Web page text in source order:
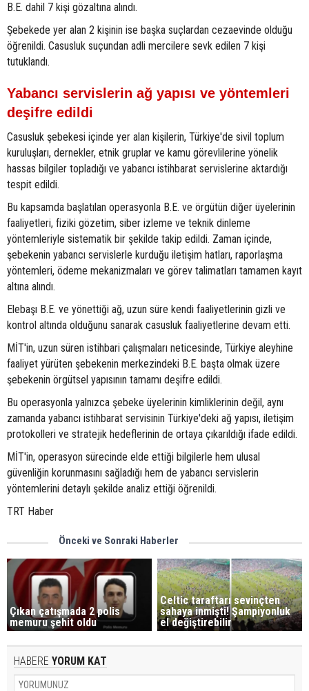
B.E. dahil 7 kişi gözaltına alındı.
Şebekede yer alan 2 kişinin ise başka suçlardan cezaevinde olduğu
öğrenildi. Casusluk suçundan adli mercilere sevk edilen 7 kişi
tutuklandı.
Yabancı servislerin ağ yapısı ve yöntemleri
deşifre edildi
Casusluk şebekesi içinde yer alan kişilerin, Türkiye'de sivil toplum
kuruluşları, dernekler, etnik gruplar ve kamu görevlilerine yönelik
hassas bilgiler topladığı ve yabancı istihbarat servislerine aktardığı
tespit edildi.
Bu kapsamda başlatılan operasyonla B.E. ve örgütün diğer üyelerinin
faaliyetleri, fiziki gözetim, siber izleme ve teknik dinleme
yöntemleriyle sistematik bir şekilde takip edildi. Zaman içinde,
şebekenin yabancı servislerle kurduğu iletişim hatları, raporlaşma
yöntemleri, ödeme mekanizmaları ve görev talimatları tamamen kayıt
altına alındı.
Elebaşı B.E. ve yönettiği ağ, uzun süre kendi faaliyetlerinin gizli ve
kontrol altında olduğunu sanarak casusluk faaliyetlerine devam etti.
MİT'in, uzun süren istihbari çalışmaları neticesinde, Türkiye aleyhine
faaliyet yürüten şebekenin merkezindeki B.E. başta olmak üzere
şebekenin örgütsel yapısının tamamı deşifre edildi.
Bu operasyonla yalnızca şebeke üyelerinin kimliklerinin değil, aynı
zamanda yabancı istihbarat servisinin Türkiye'deki ağ yapısı, iletişim
protokolleri ve stratejik hedeflerinin de ortaya çıkarıldığı ifade edildi.
MİT'in, operasyon sürecinde elde ettiği bilgilerle hem ulusal
güvenliğin korunmasını sağladığı hem de yabancı servislerin
yöntemlerini detaylı şekilde analiz ettiği öğrenildi.
TRT Haber
Önceki ve Sonraki Haberler
Çıkan çatışmada 2 polis
memuru şehit oldu
Celtic taraftarı sevinçten
sahaya inmişti! Şampiyonluk
el değiştirebilir
HABERE YORUM KAT